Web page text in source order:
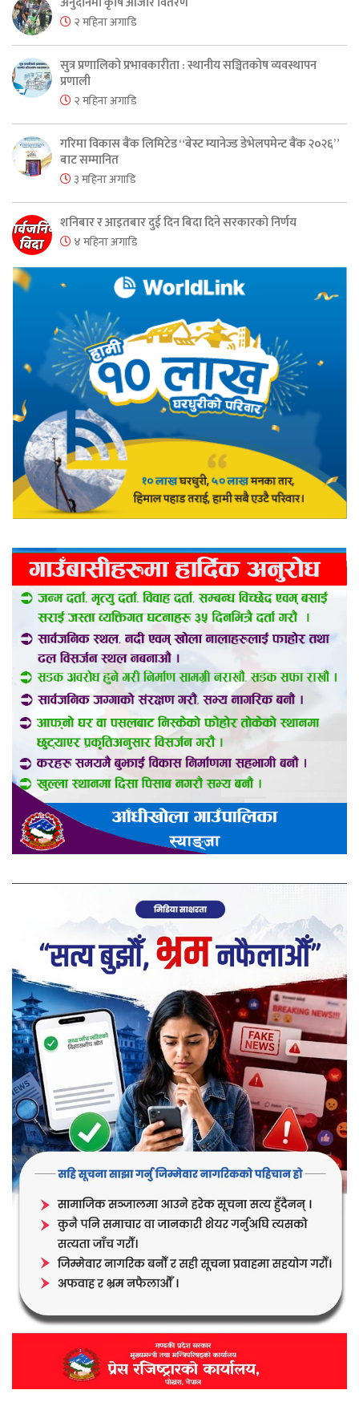
२ महिना अगाडि
सुत्र प्रणालिको प्रभावकारीता : स्थानीय सञ्चितकोष व्यवस्थापन
प्रणाली
२ महिना अगाडि
गरिमा विकास बैंक लिमिटेड “बेस्ट म्यानेज्ड डेभेलपमेन्ट बैंक २०२६”
बाट सम्मानित
३ महिना अगाडि
शनिबार र आइतबार दुई दिन बिदा दिने सरकारको निर्णय
४ महिना अगाडि